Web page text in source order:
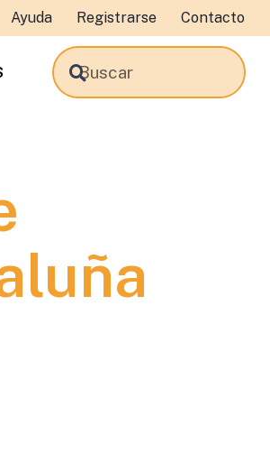
Ayuda Registrarse Contacto